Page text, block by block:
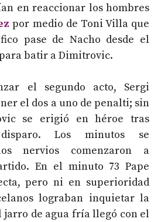
en reaccionar los hombres
por medio de Toni Villa que
pase de Nacho desde el
batir a Dimitrovic.
el segundo acto, Sergi
el dos a uno de penalti; sin
se erigió en héroe tras
Los minutos se
nervios comenzaron a
En el minuto 73 Pape
pero ni en superioridad
lograban inquietar la
jarro de agua fría llegó con el